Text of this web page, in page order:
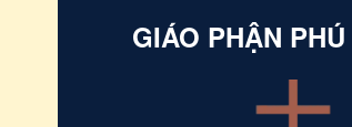
GIÁO PHẬN